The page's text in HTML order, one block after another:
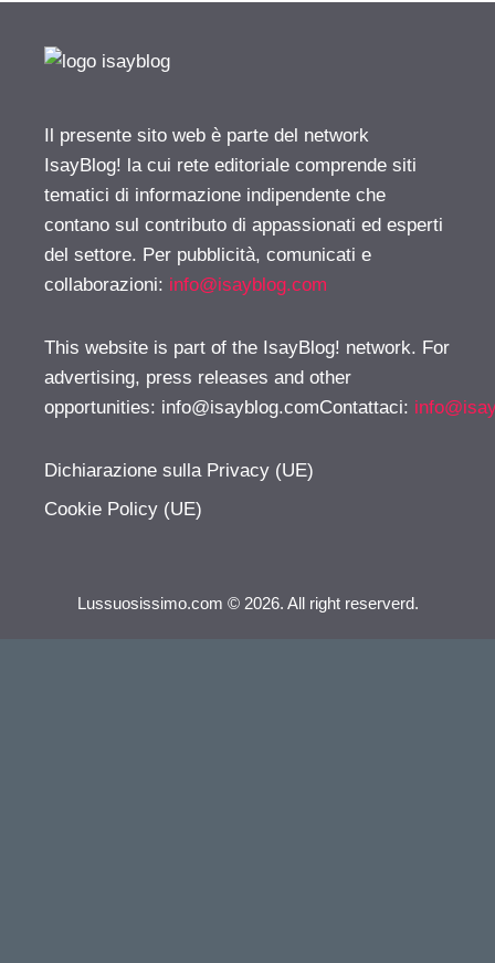
Il presente sito web è parte del network
IsayBlog! la cui rete editoriale comprende siti
tematici di informazione indipendente che
contano sul contributo di appassionati ed esperti
del settore. Per pubblicità, comunicati e
collaborazioni: info@isayblog.com
This website is part of the IsayBlog! network. For
advertising, press releases and other
opportunities: info@isayblog.comContattaci:
Dichiarazione sulla Privacy (UE)
Cookie Policy (UE)
Lussuosissimo.com © 2026. All right reserverd.